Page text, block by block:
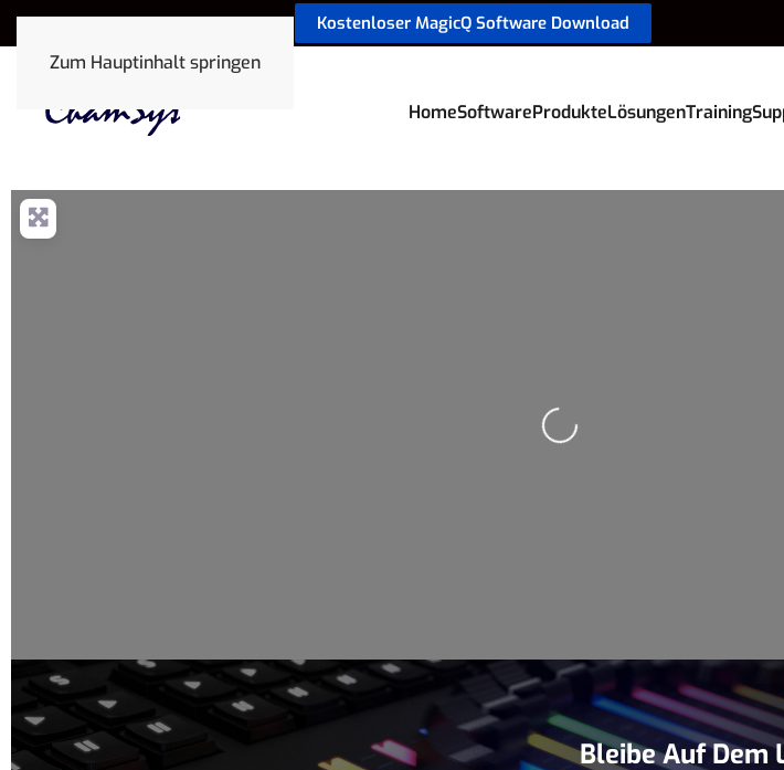
Zum Hauptinhalt springen
sales@chamsyslighting.de Kostenloser MagicQ Software Download
HomeSoftwareProdukteLösungenTraining
Wird geladen …
Bleibe Auf Dem